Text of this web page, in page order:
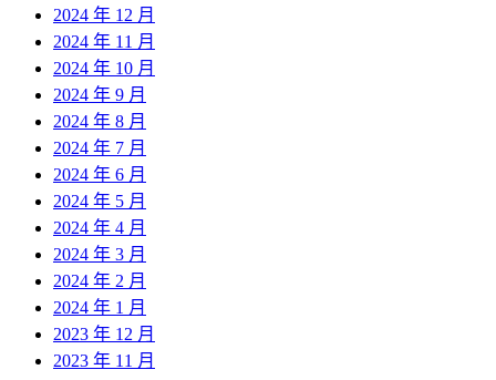
2024 年 12 月
2024 年 11 月
2024 年 10 月
2024 年 9 月
2024 年 8 月
2024 年 7 月
2024 年 6 月
2024 年 5 月
2024 年 4 月
2024 年 3 月
2024 年 2 月
2024 年 1 月
2023 年 12 月
2023 年 11 月